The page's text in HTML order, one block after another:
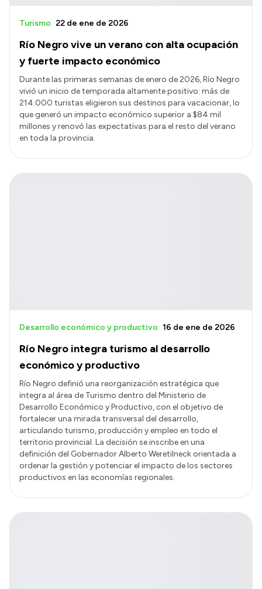
Río Negro vive un verano con alta ocupación
y fuerte impacto económico
Turismo 22 de ene de 2026
Durante las primeras semanas de enero de 2026, Río Negro
vivió un inicio de temporada altamente positivo: más de
214.000 turistas eligieron sus destinos para vacacionar, lo
que generó un impacto económico superior a $84 mil
millones y renovó las expectativas para el resto del verano
en toda la provincia.
Río Negro integra turismo al desarrollo
económico y productivo
Desarrollo económico y productivo 16 de ene de 2026
Río Negro definió una reorganización estratégica que
integra al área de Turismo dentro del Ministerio de
Desarrollo Económico y Productivo, con el objetivo de
fortalecer una mirada transversal del desarrollo,
articulando turismo, producción y empleo en todo el
territorio provincial. La decisión se inscribe en una
definición del Gobernador Alberto Weretilneck orientada a
ordenar la gestión y potenciar el impacto de los sectores
productivos en las economías regionales.